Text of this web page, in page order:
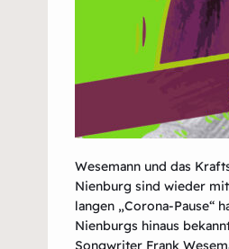
Wesemann und das
Nienburg sind wieder
langen „Corona-Pause“
Nienburgs hinaus
Songwriter Frank